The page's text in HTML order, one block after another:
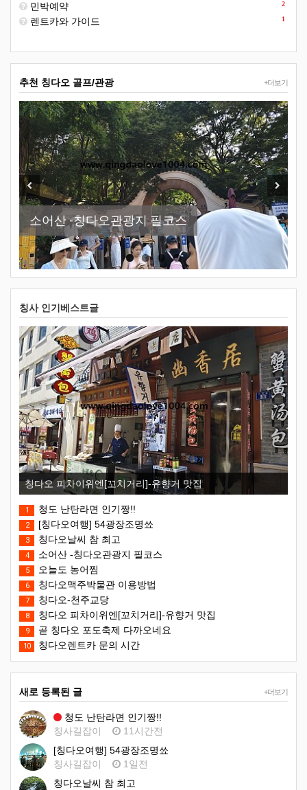
2
민박예약
1
렌트카와 가이드
+더보기
추천 칭다오 골프/관광
소어산 -칭다오관광지 필코스
칭다오날씨 참 최고
[칭다오여행] 54광장조명쑈
칭다오맥주박물관 이용방법
Previous Next
칭사 인기베스트글
칭다오 피차이위엔[꼬치거리]-유향거 맛집
1 청도 난탄라면 인기짱!!
2 [칭다오여행] 54광장조명쑈
3 칭다오날씨 참 최고
4 소어산 -칭다오관광지 필코스
5 오늘도 농어찜
6 칭다오맥주박물관 이용방법
7 칭다오-천주교당
8 칭다오 피차이위엔[꼬치거리]-유향거 맛집
9 곧 칭다오 포도축제 다까오네요
10 칭다오렌트카 문의 시간
+더보기
새로 등록된 글
청도 난탄라면 인기짱!!
칭사길잡이
11시간전
[칭다오여행] 54광장조명쑈
칭사길잡이
1일전
칭다오날씨 참 최고